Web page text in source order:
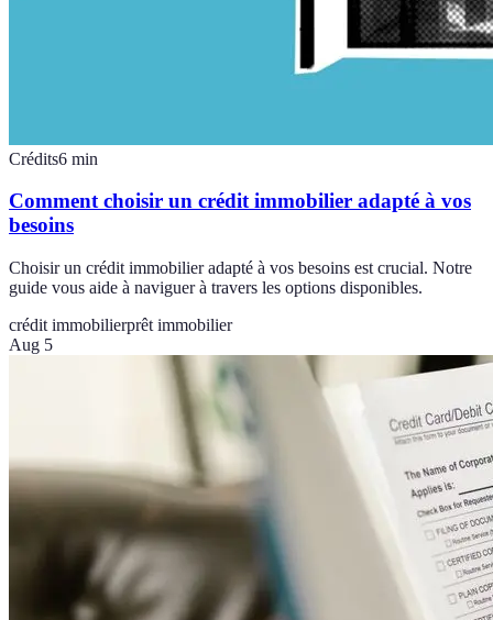
Crédits6 min
Comment choisir un crédit immobilier adapté à vos
besoins
Choisir un crédit immobilier adapté à vos besoins est crucial. Notre
guide vous aide à naviguer à travers les options disponibles.
crédit immobilierprêt immobilier
Aug 5